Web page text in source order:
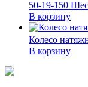
50-19-150
В корзину
Колесо
В корзину